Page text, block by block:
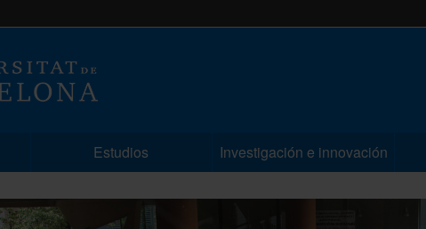
Estudios Investigación e innovación